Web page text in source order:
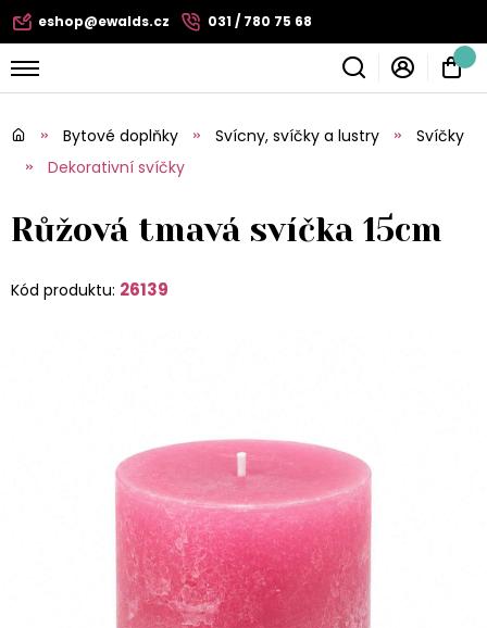
eshop@ewalds.cz 031 / 780 75 68
Bytové doplňky Svícny, svíčky a lustry
Svíčky
Dekorativní svíčky
Růžová tmavá svíčka 15cm
Kód produktu: 26139